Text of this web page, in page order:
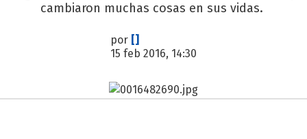
cambiaron muchas cosas en sus vidas.
por []
15 feb 2016, 14:30